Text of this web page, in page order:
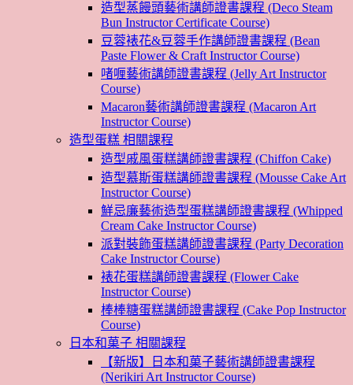
造型蒸饅頭藝術講師證書課程 (Deco Steam
Bun Instructor Certificate Course)
豆蓉裱花&豆蓉手作講師證書課程 (Bean
Paste Flower & Craft Instructor Course)
啫喱藝術講師證書課程 (Jelly Art Instructor
Course)
Macaron藝術講師證書課程 (Macaron Art
Instructor Course)
造型蛋糕 相關課程
造型戚風蛋糕講師證書課程 (Chiffon Cake)
造型慕斯蛋糕講師證書課程 (Mousse Cake Art
Instructor Course)
鮮忌廉藝術造型蛋糕講師證書課程 (Whipped
Cream Cake Instructor Course)
派對裝飾蛋糕講師證書課程 (Party Decoration
Cake Instructor Course)
裱花蛋糕講師證書課程 (Flower Cake
Instructor Course)
棒棒糖蛋糕講師證書課程 (Cake Pop Instructor
Course)
日本和菓子 相關課程
【新版】日本和菓子藝術講師證書課程
(Nerikiri Art Instructor Course)